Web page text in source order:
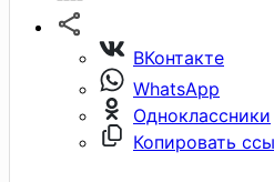
ВКонтакте
WhatsApp
Одноклассники
Копировать